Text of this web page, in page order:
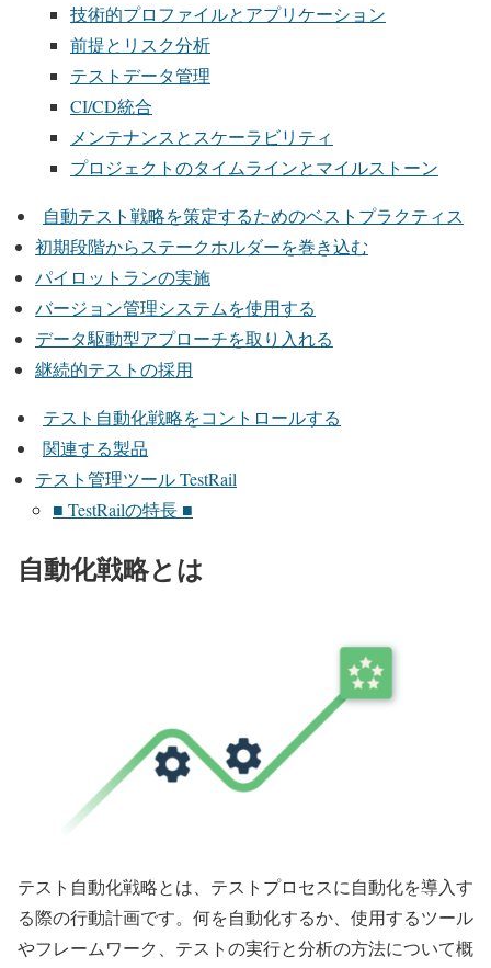
技術的プロファイルとアプリケーション
前提とリスク分析
テストデータ管理
CI/CD統合
メンテナンスとスケーラビリティ
プロジェクトのタイムラインとマイルストーン
自動テスト戦略を策定するためのベストプラクティス
初期段階からステークホルダーを巻き込む
パイロットランの実施
バージョン管理システムを使用する
データ駆動型アプローチを取り入れる
継続的テストの採用
テスト自動化戦略をコントロールする
関連する製品
テスト管理ツール TestRail
■ TestRailの特長 ■
自動化戦略とは
テスト自動化戦略とは、テストプロセスに自動化を導入す
る際の行動計画です。何を自動化するか、使用するツール
やフレームワーク、テストの実行と分析の方法について概